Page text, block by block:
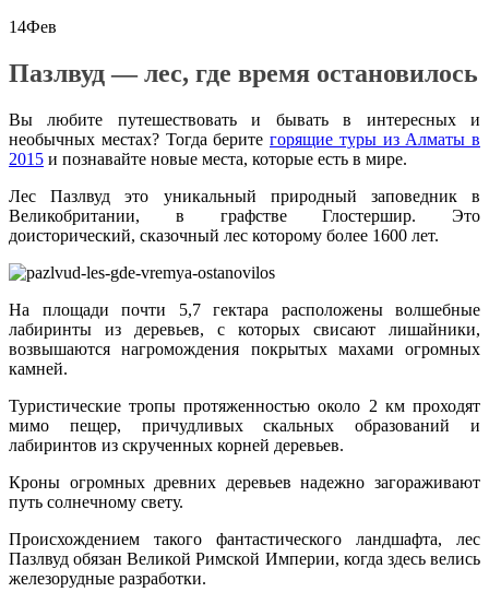
14Фев
Пазлвуд — лес, где время остановилось
Вы любите путешествовать и бывать в интересных и
необычных местах? Тогда берите горящие туры из Алматы в
2015 и познавайте новые места, которые есть в мире.
Лес Пазлвуд это уникальный природный заповедник в
Великобритании, в графстве Глостершир. Это
доисторический, сказочный лес которому более 1600 лет.
На площади почти 5,7 гектара расположены волшебные
лабиринты из деревьев, с которых свисают лишайники,
возвышаются нагромождения покрытых махами огромных
камней.
Туристические тропы протяженностью около 2 км проходят
мимо пещер, причудливых скальных образований и
лабиринтов из скрученных корней деревьев.
Кроны огромных древних деревьев надежно загораживают
путь солнечному свету.
Происхождением такого фантастического ландшафта, лес
Пазлвуд обязан Великой Римской Империи, когда здесь велись
железорудные разработки.